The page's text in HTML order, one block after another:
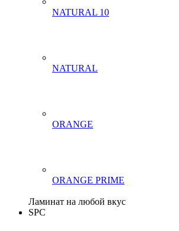
NATURAL 10
NATURAL
ORANGE
ORANGE PRIME
Ламинат на любой вкус
SPC